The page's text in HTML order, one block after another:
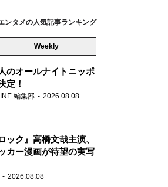
ンタメの人気記事ランキング
Weekly
のオールナイトニッポ
定！
編集部 2026.08.08
ック』高橋文哉主演、
カー漫画が待望の実写
2026.08.08